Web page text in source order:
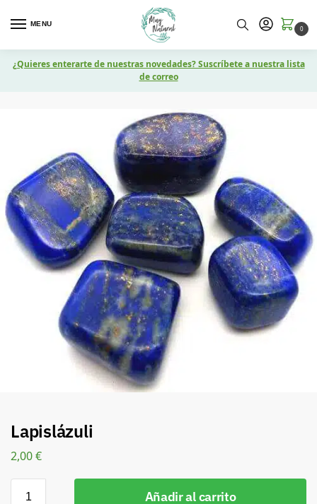
MENU
0
¿Quieres enterarte de nuestras novedades? Suscríbete a nuestra lista
de correo
Lapislázuli
2,00€
Añadir al carrito